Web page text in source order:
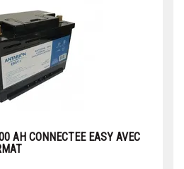
AH CONNECTEE EASY AVEC